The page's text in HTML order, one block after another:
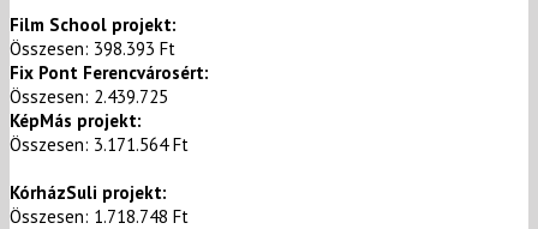
Film School projekt:
Összesen: 398.393 Ft
Fix Pont Ferencvárosért:
Összesen: 2.439.725
KépMás projekt:
Összesen: 3.171.564 Ft
KórházSuli projekt:
Összesen: 1.718.748 Ft